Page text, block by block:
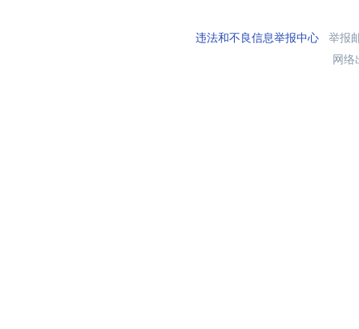
违法和不良信息举报中心举报
网